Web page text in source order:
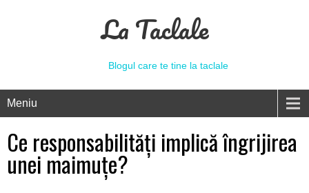
La Taclale
Blogul care te tine la taclale
Meniu
Ce responsabilități implică îngrijirea
unei maimuțe?